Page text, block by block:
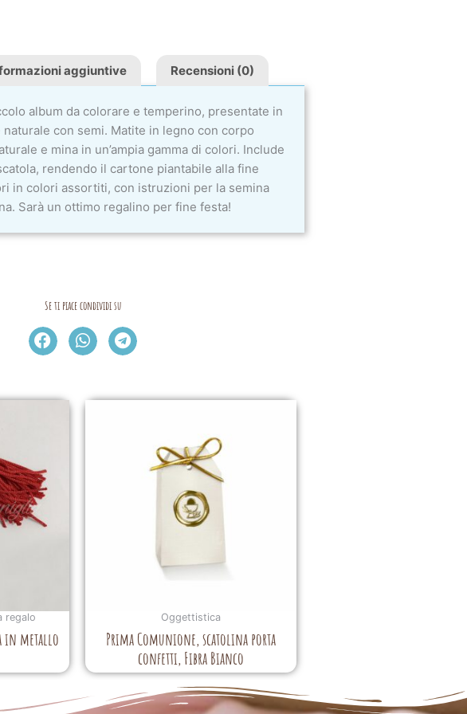
aggiuntive Recensioni (0)
album da colorare e temperino, presentate in
con semi. Matite in legno con corpo
e mina in un’ampia gamma di colori. Include
rendendo il cartone piantabile alla fine
in colori assortiti, con istruzioni per la semina
Sarà un ottimo regalino per fine festa!
Se ti piace condividi su
regalo
in metallo
Oggettistica
Prima Comunione, scatolina porta
confetti, Fibra Bianco